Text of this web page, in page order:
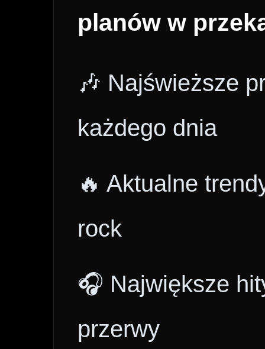
planów w
🎶 Najświeższe
każdego dnia
🔥 Aktualne
rock
🎧 Największe
przerwy